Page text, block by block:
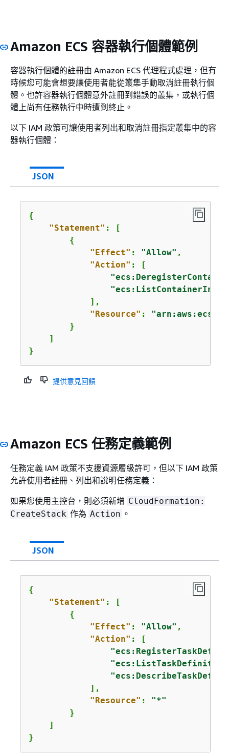
Amazon ECS 容器執行個體範例
容器執行個體的註冊由 Amazon ECS 代理程式處理，但有
時候您可能會想要讓使用者能從叢集手動取消註冊執行個
體。也許容器執行個體意外註冊到錯誤的叢集，或執行個
體上尚有任務執行中時遭到終止。
以下 IAM 政策可讓使用者列出和取消註冊指定叢集中的容
器執行個體：
JSON
{
"Statement" : [
{
"Effect" : "Allow" ,
"Action" : [
            ],
"Resource" :
        }
    ]
}
提供意見回饋
Amazon ECS 任務定義範例
任務定義 IAM 政策不支援資源層級許可，但以下 IAM 政策
允許使用者註冊、列出和說明任務定義：
如果您使用主控台，則必須新增 CloudFormation:
CreateStack 作為 Action 。
JSON
{
"Statement" : [
{
"Effect" : "Allow" ,
"Action" : [
            ],
"Resource" : "*"
        }
    ]
}